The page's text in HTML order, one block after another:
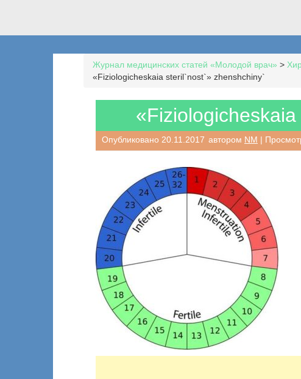
Журнал медицинских статей «Молодой врач» >
«Fiziologicheskaia steril`nost`» zhenshchiny`
Опубликовано 20.11.2017 автором NM |